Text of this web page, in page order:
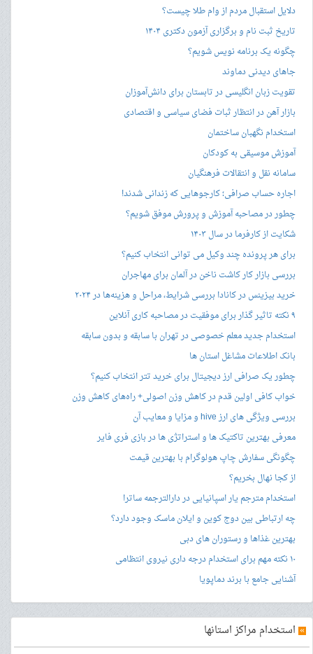
دلایل استقبال مردم از وام طلا چیست؟
تاریخ ثبت نام و برگزاری آزمون دکتری ۱۴۰۴
چگونه یک برنامه نویس شویم؟
جاهای دیدنی دماوند
تقویت زبان انگلیسی در تابستان برای دانش‌آموزان
بازار آهن در انتظار ثبات فضای سیاسی و اقتصادی
استخدام نگهبان ساختمان
آموزش موسیقی به کودکان
سامانه نقل و انتقالات فرهنگیان
اجاره حساب صرافی؛ کارجوهایی که زندانی شدند!
چطور در مصاحبه‌ آموزش و پرورش موفق شویم؟
شکایت از کارفرما در سال ۱۴۰۳
برای هر پرونده چند وکیل می توانی انتخاب کنیم؟
بررسی بازار کار کاشت ناخن در آلمان برای مهاجران
خرید بیزینس در کانادا بررسی شرایط، مراحل و هزینه‌ها در ۲۰۲۴
۹ نکته تاثیر گذار برای موفقیت در مصاحبه کاری آنلاین
استخدام جدید معلم خصوصی در تهران با سابقه و بدون سابقه
بانک اطلاعات مشاغل استان ها
چطور یک صرافی ارز دیجیتال برای خرید تتر انتخاب کنیم؟
خواب کافی اولین قدم در کاهش وزن اصولی+ راه‌های کاهش وزن
بررسی ویژگی های ارز hive و مزایا و معایب آن
معرفی بهترین تاکتیک ها و استراتژی ها در بازی فری فایر
چگونگی سفارش چاپ هولوگرام با بهترین قیمت
از کجا نهال بخریم؟
استخدام مترجم یار اسپانیایی در دارالترجمه ساترا
چه ارتباطی بین دوج کوین و ایلان ماسک وجود دارد؟
بهترین غذاها و رستوران های دبی
۱۰ نکته مهم برای استخدام درجه داری نیروی انتظامی
آشنایی جامع با برند دماپویا
» استخدام مراکز استانها